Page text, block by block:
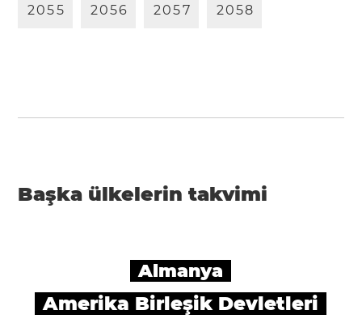
2055 2056 2057 2058
Başka ülkelerin takvimi
Almanya
Amerika Birleşik Devletleri